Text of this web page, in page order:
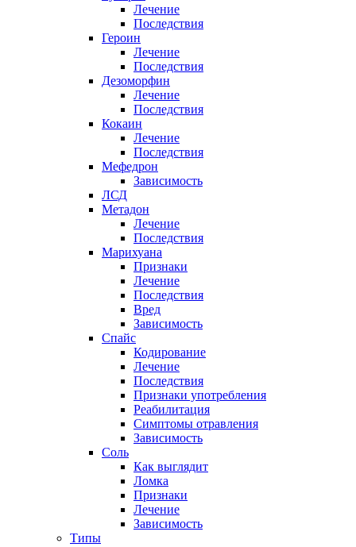
Лечение
Последствия
Героин
Лечение
Последствия
Дезоморфин
Лечение
Последствия
Кокаин
Лечение
Последствия
Мефедрон
Зависимость
ЛСД
Метадон
Лечение
Последствия
Марихуана
Признаки
Лечение
Последствия
Вред
Зависимость
Спайс
Кодирование
Лечение
Последствия
Признаки употребления
Реабилитация
Симптомы отравления
Зависимость
Соль
Как выглядит
Ломка
Признаки
Лечение
Зависимость
Типы